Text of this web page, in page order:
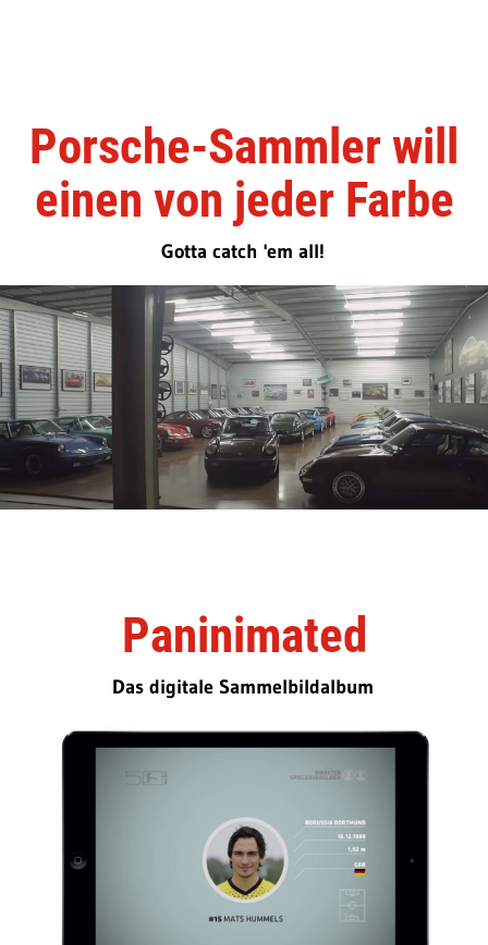
Porsche-Sammler will
einen von jeder Farbe
Gotta catch 'em all!
Paninimated
Das digitale Sammelbildalbum